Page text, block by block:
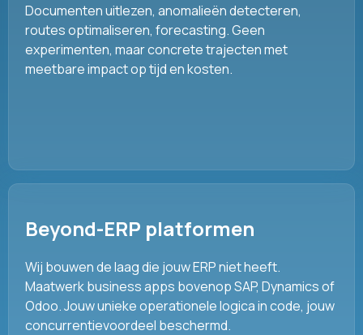
Documenten uitlezen, anomalieën detecteren,
routes optimaliseren, forecasting. Geen
experimenten, maar concrete trajecten met
meetbare impact op tijd en kosten.
Beyond-ERP platformen
Wij bouwen de laag die jouw ERP niet heeft.
Maatwerk business apps bovenop SAP, Dynamics of
Odoo. Jouw unieke operationele logica in code, jouw
concurrentievoordeel beschermd.